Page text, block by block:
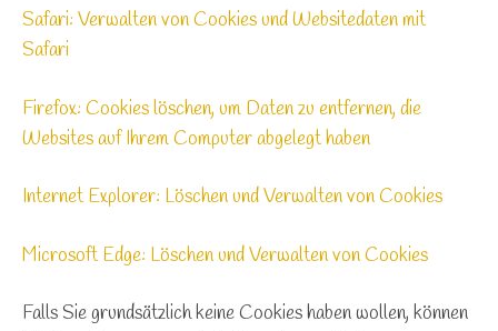
Safari: Verwalten von Cookies und Websitedaten mit
Safari
Firefox: Cookies löschen, um Daten zu entfernen, die
Websites auf Ihrem Computer abgelegt haben
Internet Explorer: Löschen und Verwalten von Cookies
Microsoft Edge: Löschen und Verwalten von Cookies
Falls Sie grundsätzlich keine Cookies haben wollen, können